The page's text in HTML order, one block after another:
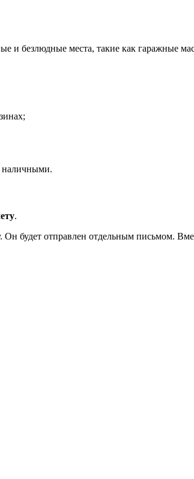
и безлюдные места, такие как
наличными.
.
Он будет отправлен отдельным письмом.